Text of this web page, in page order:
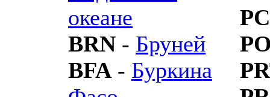
океане
BRN - Бруней
BFA - Буркина